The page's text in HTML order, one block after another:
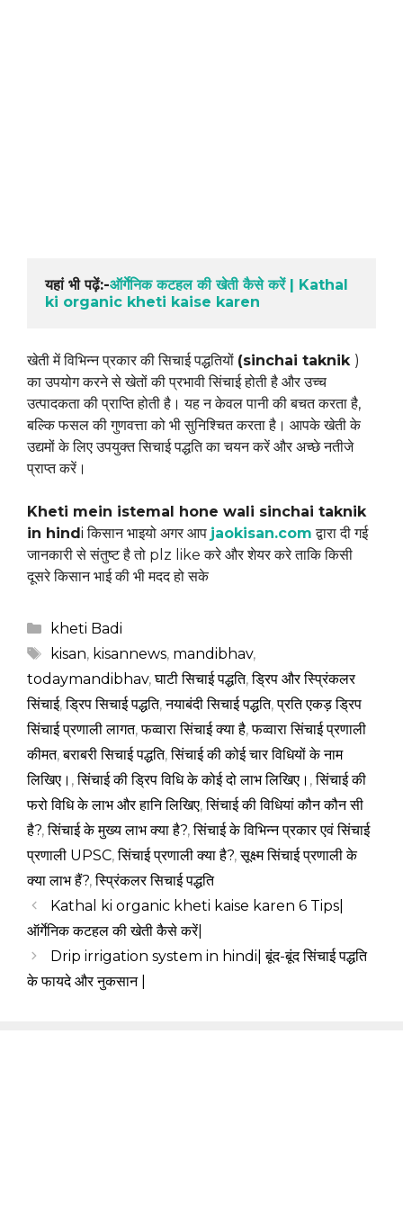
यहां भी पढ़ें:-ऑर्गेनिक कटहल की खेती कैसे करें | Kathal
ki organic kheti kaise karen
खेती में विभिन्न प्रकार की सिचाई पद्धतियों (sinchai taknik )
का उपयोग करने से खेतों की प्रभावी सिंचाई होती है और उच्च
उत्पादकता की प्राप्ति होती है। यह न केवल पानी की बचत करता है,
बल्कि फसल की गुणवत्ता को भी सुनिश्चित करता है। आपके खेती के
उद्यमों के लिए उपयुक्त सिचाई पद्धति का चयन करें और अच्छे नतीजे
प्राप्त करें।
Kheti mein istemal hone wali sinchai taknik
in hind i किसान भाइयो अगर आप jaokisan.com द्वारा दी गई
जानकारी से संतुष्ट है तो plz like करे और शेयर करे ताकि किसी
दूसरे किसान भाई की भी मदद हो सके
Categories
kheti Badi
Tags
kisan, kisannews, mandibhav,
todaymandibhav,घाटी सिचाई पद्धति,ड्रिप और स्प्रिंकलर
सिंचाई,ड्रिप सिचाई पद्धति,नयाबंदी सिचाई पद्धति,प्रति एकड़ ड्रिप
सिंचाई प्रणाली लागत,फव्वारा सिंचाई क्या है,फव्वारा सिंचाई प्रणाली
कीमत,बराबरी सिचाई पद्धति,सिंचाई की कोई चार विधियों के नाम
लिखिए। ,सिंचाई की ड्रिप विधि के कोई दो लाभ लिखिए। ,सिंचाई की
फरो विधि के लाभ और हानि लिखिए,सिंचाई की विधियां कौन कौन सी
है?,सिंचाई के मुख्य लाभ क्या है?,सिंचाई के विभिन्न प्रकार एवं सिंचाई
प्रणाली UPSC,सिंचाई प्रणाली क्या है?,सूक्ष्म सिंचाई प्रणाली के
क्या लाभ हैं?,स्प्रिंकलर सिचाई पद्धति
Kathal ki organic kheti kaise karen 6 Tips|
ऑर्गेनिक कटहल की खेती कैसे करें|
Drip irrigation system in hindi| बूंद-बूंद सिंचाई पद्धति
के फायदे और नुकसान |